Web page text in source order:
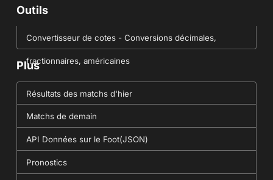
Outils
Convertisseur de cotes - Conversions décimales,
fractionnaires, américaines
Plus
Résultats des matchs d'hier
Matchs de demain
API Données sur le Foot(JSON)
Pronostics